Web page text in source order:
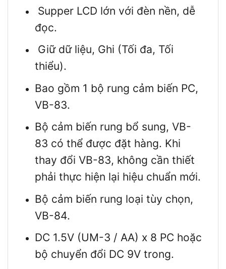
Supper LCD lớn với đèn nền, dễ
đọc.
Giữ dữ liệu, Ghi (Tối đa, Tối
thiểu).
Bao gồm 1 bộ rung cảm biến PC,
VB-83.
Bộ cảm biến rung bổ sung, VB-
83 có thể được đặt hàng. Khi
thay đổi VB-83, không cần thiết
phải thực hiện lại hiệu chuẩn mới.
Bộ cảm biến rung loại tùy chọn,
VB-84.
DC 1.5V (UM-3 / AA) x 8 PC hoặc
bộ chuyển đổi DC 9V trong.